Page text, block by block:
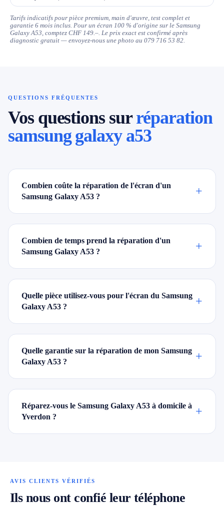
Tarifs indicatifs pour pièce premium, main d'œuvre, test complet et
garantie 6 mois inclus. Pour un écran 100 % d'origine sur le Samsung
Galaxy A53, comptez CHF 149.–. Le prix exact est confirmé après
diagnostic gratuit — envoyez-nous une photo au 079 716 53 82.
QUESTIONS FRÉQUENTES
Vos questions surréparation
samsung galaxy a53
Combien coûte la réparation de l'écran d'un
Samsung Galaxy A53 ?
+
Combien de temps prend la réparation d'un
Samsung Galaxy A53 ?
+
Quelle pièce utilisez-vous pour l'écran du Samsung
Galaxy A53 ?
+
Quelle garantie sur la réparation de mon Samsung
Galaxy A53 ?
+
Réparez-vous le Samsung Galaxy A53 à domicile à
Yverdon ?
+
AVIS CLIENTS VÉRIFIÉS
Ils nous ont confié leur téléphone